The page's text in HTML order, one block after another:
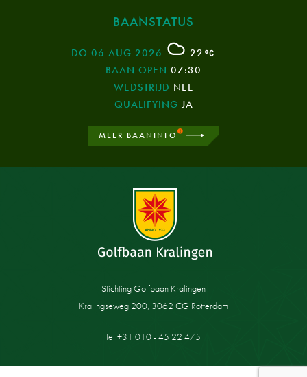
BAANSTATUS
DO 06 AUG 2026
22
BAAN OPEN 07:30
WEDSTRIJD NEE
QUALIFYING JA
MEER BAANINFO
Stichting Golfbaan Kralingen
Kralingseweg 200, 3062 CG Rotterdam
tel +31 010 - 45 22 475